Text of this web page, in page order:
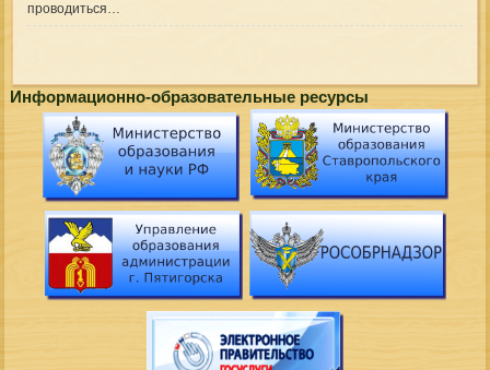
проводиться…
Информационно-образовательные ресурсы